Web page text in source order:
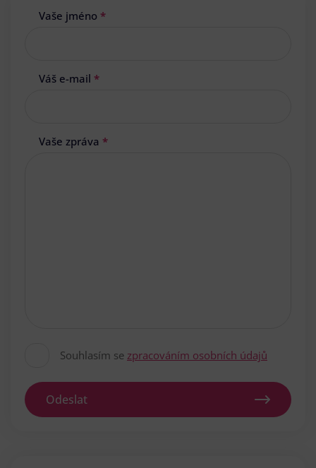
Vaše jméno *
Váš e-mail *
Vaše zpráva *
Souhlasím se zpracováním osobních údajů
Odeslat